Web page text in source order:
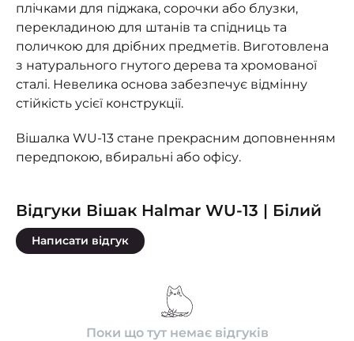
плічками для піджака, сорочки або блузки,
перекладиною для штанів та спідниць та
поличкою для дрібних предметів. Виготовлена
з натурального гнутого дерева та хромованої
сталі. Невелика основа забезпечує відмінну
стійкість усієї конструкції.
Вішалка WU-13 стане прекрасним доповненням
передпокою, вбиральні або офісу.
Відгуки Вішак Halmar WU-13 | Білий
Написати відгук
Поки що тут немає відгуків